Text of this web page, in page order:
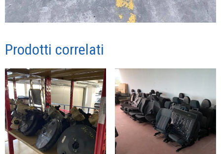
Prodotti correlati